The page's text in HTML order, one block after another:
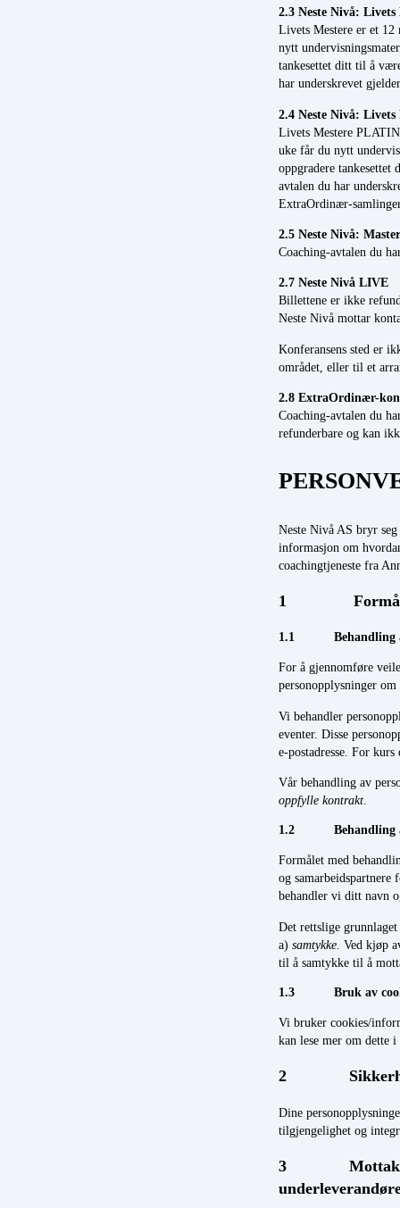
2.3 Neste Nivå: Livets
Livets Mestere er et
nytt
tankesettet ditt til å
har underskrevet
2.4 Neste Nivå:
Livets Mestere
uke får du nytt
oppgradere
avtalen du har
ExtraOrdinær-
2.5 Neste Nivå:
Coaching-avtalen du
2.7 Neste Nivå LIVE
Billettene er ikke
Neste Nivå mottar
Konferansens sted er
området, eller til et
2.8 ExtraOrdinær-
Coaching-avtalen du
refunderbare og kan
Neste Nivå AS bryr
informasjon om
coachingtjeneste fra
1 Formålet
1.1 Behandling av
For å gjennomføre
personopplysninger om
Vi behandler
eventer. Disse
e-postadresse. For kurs
Vår behandling av
oppfylle kontrakt.
1.2 Behandling av
Formålet med
og samarbeidspartnere
behandler vi ditt navn
Det rettslige
a) samtykke. Ved kjøp
til å samtykke til å
1.3 Bruk av
Vi bruker cookies/
kan lese mer om dette
2
Dine
tilgjengelighet og
3 Mottakere